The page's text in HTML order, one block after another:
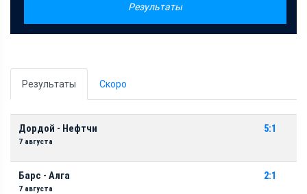
Результаты
Результаты Скоро
Дордой - Нефтчи
7 августа
5:1
Барс - Алга
7 августа
2:1